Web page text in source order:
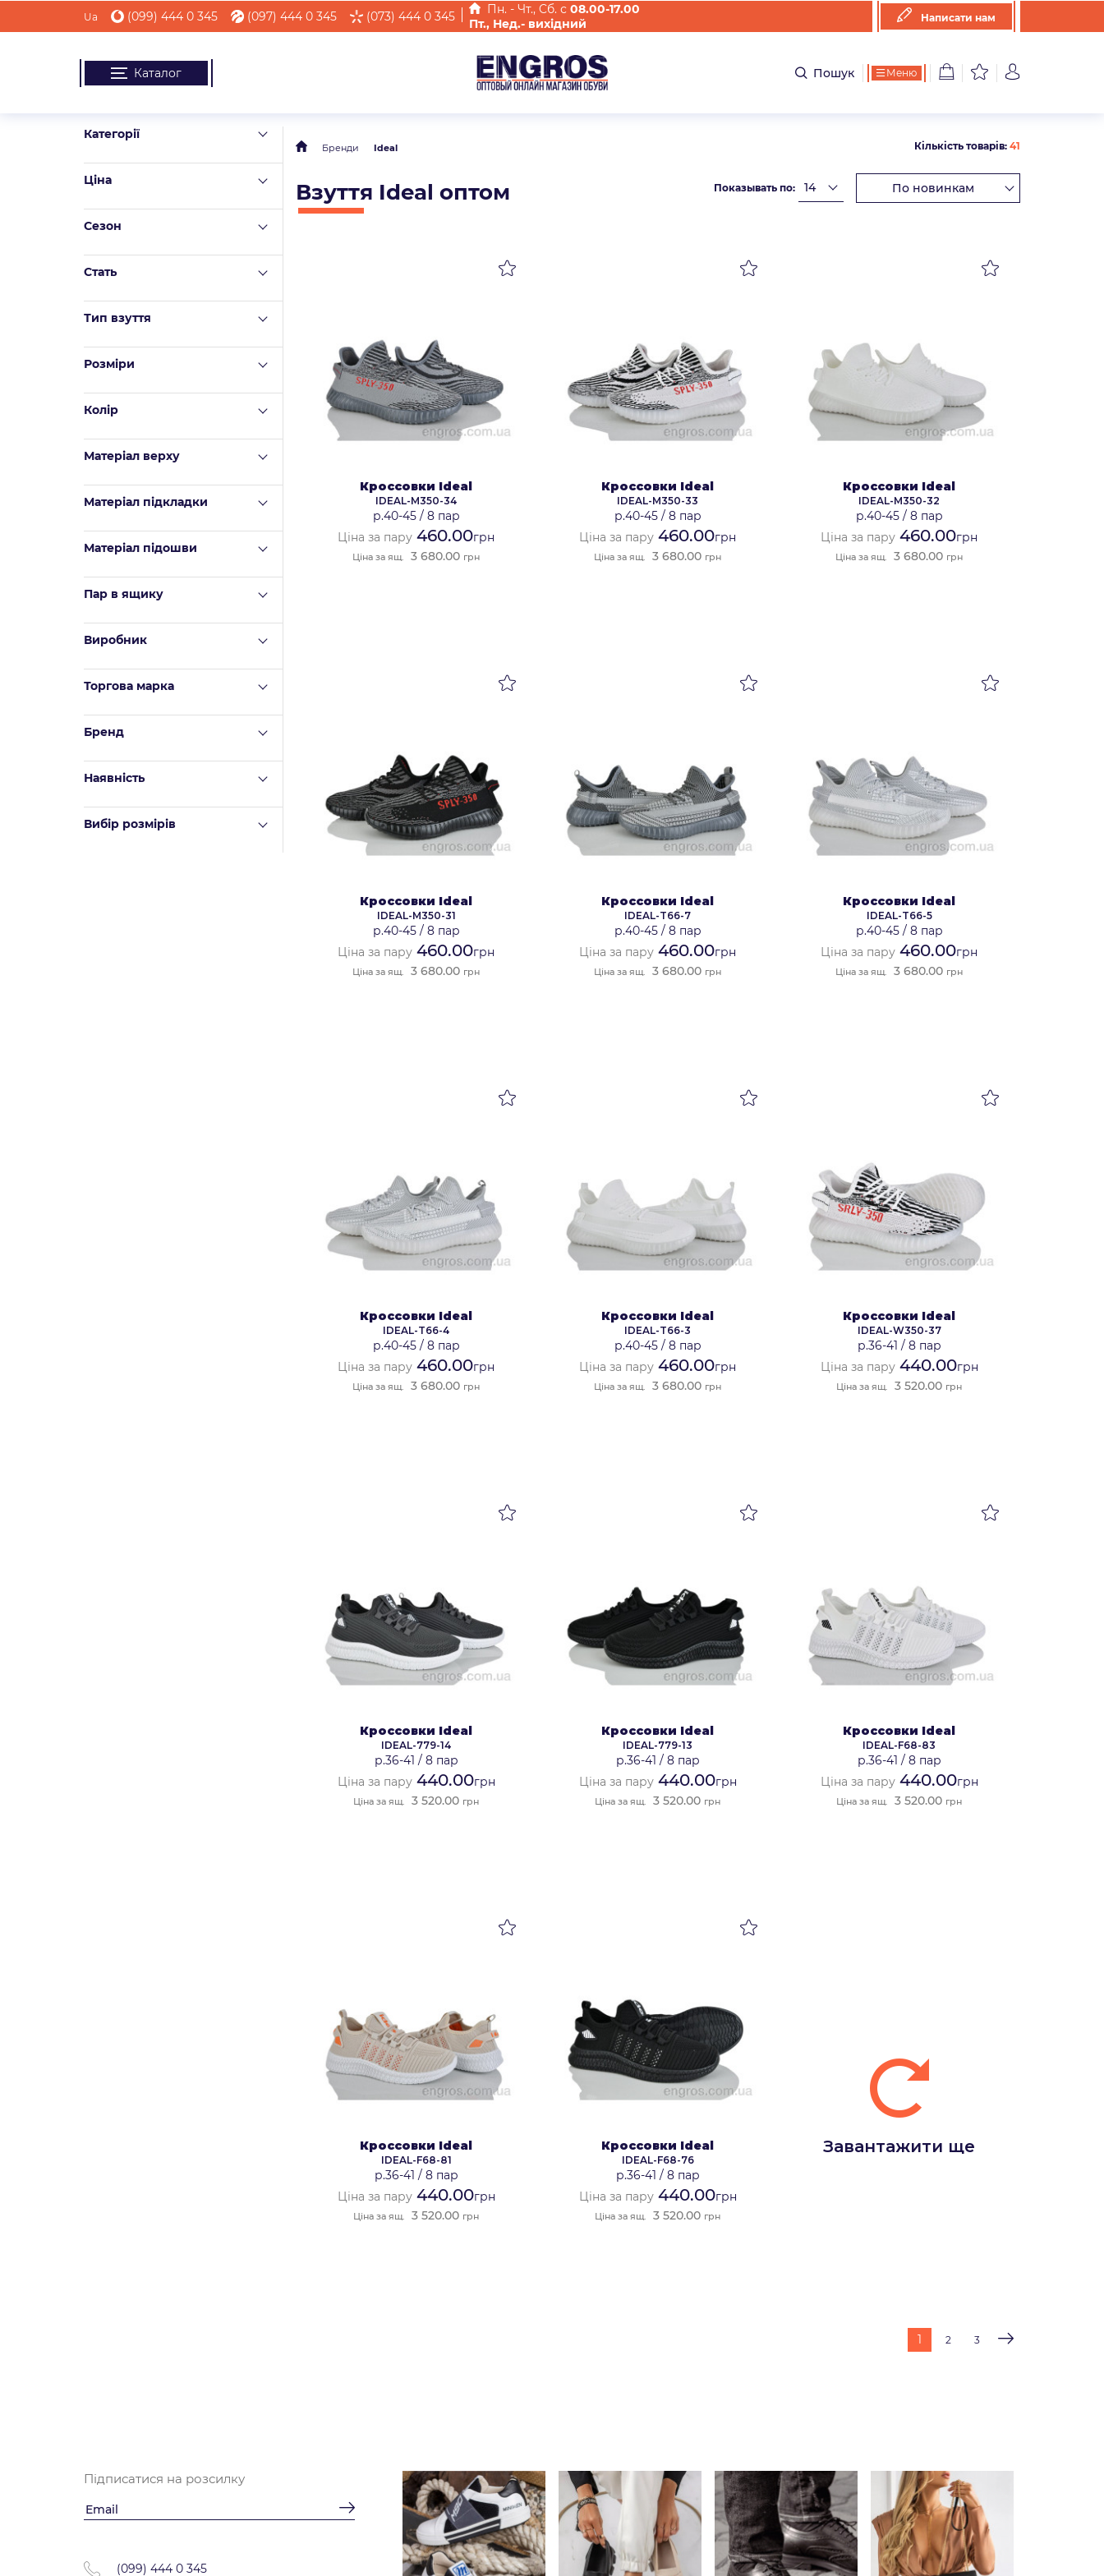
Ua (099) 444 0 345 (097) 444 0 345 (073) 444 0 345 Пн. - Чт., Cб. с 08.00-17.00
Пт., Нед.- вихідний
Написати нам
Каталог Пошук Меню
Категорії
Ціна
Сезон
Стать
Тип взуття
Розміри
Колір
Матеріал верху
Mатеріал підкладки
Матеріал підошви
Пар в ящику
Виробник
Торгова марка
Бренд
Наявність
Вибір розмірів
Бренди Ideal Кількість товарів: 41
Взуття Ideal оптом Показывать по:
Кроссовки Ideal
IDEAL-M350-34
р.40-45/ 8 пар
Ціна за пару 460.00грн
Ціна за ящ. 3 680.00 грн
Кроссовки Ideal
IDEAL-M350-33
р.40-45/ 8 пар
Ціна за пару 460.00грн
Ціна за ящ. 3 680.00 грн
Кроссовки Ideal
IDEAL-M350-32
р.40-45/ 8 пар
Ціна за пару 460.00грн
Ціна за ящ. 3 680.00 грн
Кроссовки Ideal
IDEAL-M350-31
р.40-45/ 8 пар
Ціна за пару 460.00грн
Ціна за ящ. 3 680.00 грн
Кроссовки Ideal
IDEAL-T66-7
р.40-45/ 8 пар
Ціна за пару 460.00грн
Ціна за ящ. 3 680.00 грн
Кроссовки Ideal
IDEAL-T66-5
р.40-45/ 8 пар
Ціна за пару 460.00грн
Ціна за ящ. 3 680.00 грн
Кроссовки Ideal
IDEAL-T66-4
р.40-45/ 8 пар
Ціна за пару 460.00грн
Ціна за ящ. 3 680.00 грн
Кроссовки Ideal
IDEAL-T66-3
р.40-45/ 8 пар
Ціна за пару 460.00грн
Ціна за ящ. 3 680.00 грн
Кроссовки Ideal
IDEAL-W350-37
р.36-41 / 8 пар
Ціна за пару440.00грн
Ціна за ящ. 3 520.00 грн
Кроссовки Ideal
IDEAL-779-14
р.36-41 / 8 пар
Ціна за пару440.00грн
Ціна за ящ. 3 520.00 грн
Кроссовки Ideal
IDEAL-779-13
р.36-41 / 8 пар
Ціна за пару440.00грн
Ціна за ящ. 3 520.00 грн
Кроссовки Ideal
IDEAL-F68-83
р.36-41 / 8 пар
Ціна за пару440.00грн
Ціна за ящ. 3 520.00 грн
Кроссовки Ideal
IDEAL-F68-81
р.36-41 / 8 пар
Ціна за пару440.00грн
Ціна за ящ. 3 520.00 грн
Кроссовки Ideal
IDEAL-F68-76
р.36-41 / 8 пар
Ціна за пару440.00грн
Ціна за ящ. 3 520.00 грн
Завантажити ще
1 2 3
Підписатися на розсилку
(099) 444 0 345